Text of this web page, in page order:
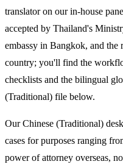
translator on our in-house
accepted by Thailand's
embassy in Bangkok, and the
country; you'll find the
checklists and the bilingual
(Traditional) file below.
Our Chinese (Traditional)
cases for purposes ranging
power of attorney overseas,